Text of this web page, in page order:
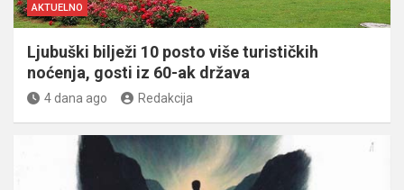
AKTUELNO
Ljubuški bilježi 10 posto više turističkih
noćenja, gosti iz 60-ak država
4 dana ago Redakcija